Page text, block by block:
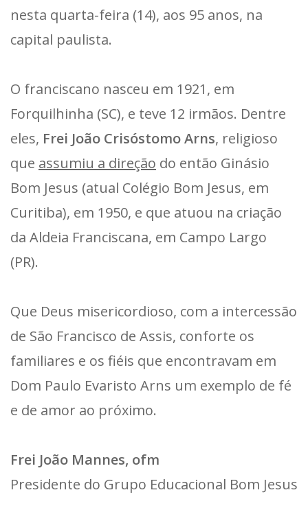
nesta quarta-feira (14), aos 95 anos, na
capital paulista.
O franciscano nasceu em 1921, em
Forquilhinha (SC), e teve 12 irmãos. Dentre
eles, Frei João Crisóstomo Arns, religioso
que assumiu a direção do então Ginásio
Bom Jesus (atual Colégio Bom Jesus, em
Curitiba), em 1950, e que atuou na criação
da Aldeia Franciscana, em Campo Largo
(PR).
Que Deus misericordioso, com a intercessão
de São Francisco de Assis, conforte os
familiares e os fiéis que encontravam em
Dom Paulo Evaristo Arns um exemplo de fé
e de amor ao próximo.
Frei João Mannes, ofm
Presidente do Grupo Educacional Bom Jesus